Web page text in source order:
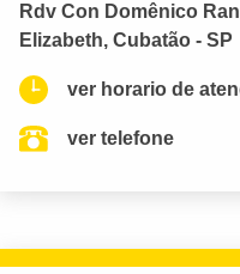
Rdv Con Domênico
Elizabeth, Cubatão - SP
ver horario de
ver telefone